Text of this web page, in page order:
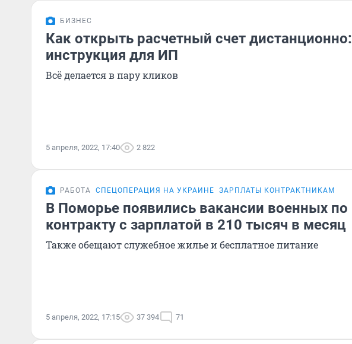
БИЗНЕС
Как открыть расчетный счет дистанционно:
инструкция для ИП
Всё делается в пару кликов
5 апреля, 2022, 17:40 2 822
РАБОТА СПЕЦОПЕРАЦИЯ НА УКРАИНЕ ЗАРПЛАТЫ КОНТРАКТНИКАМ
В Поморье появились вакансии военных по
контракту с зарплатой в 210 тысяч в месяц
Также обещают служебное жилье и бесплатное питание
5 апреля, 2022, 17:15 37 394 71